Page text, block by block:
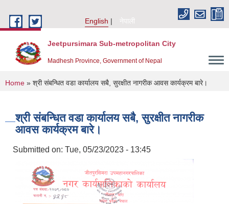
English
नेपाली
Jeetpursimara Sub-metropolitan City
Madhesh Province, Government of Nepal
You are here
Home » श्री संबन्धित वडा कार्यालय सबै, सुरक्षीत नागरीक आवस कार्यक्रम बारे।
श्री संबन्धित वडा कार्यालय सबै, सुरक्षीत नागरीक
आवस कार्यक्रम बारे।
Submitted on: Tue, 05/23/2023 - 13:45